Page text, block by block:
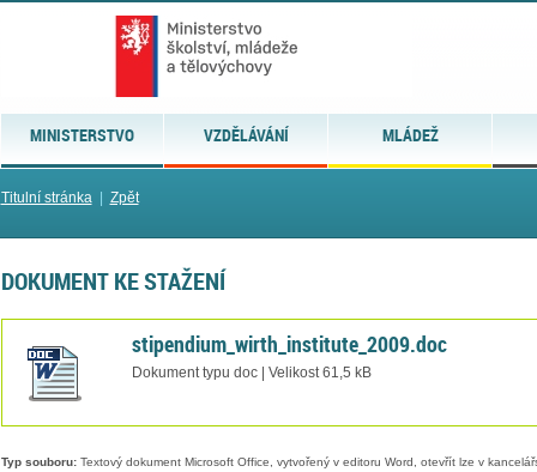
MINISTERSTVO VZDĚLÁVÁNÍ MLÁDEŽ
Titulní stránka| Zpět
DOKUMENT KE STAŽENÍ
stipendium_wirth_institute_2009.doc
Dokument typu doc | Velikost 61,5 kB
Typ souboru:Textový dokument Microsoft Office, vytvořený v editoru Word, otevřít lze v